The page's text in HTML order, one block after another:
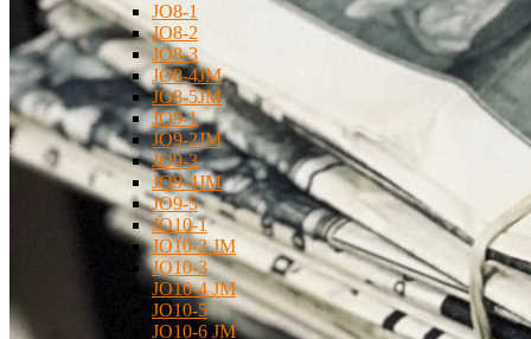
JO8-1
JO8-2
JO8-3
JO8-4JM
JO8-5JM
JO9-1
JO9-2JM
JO9-3
JO9-4JM
JO9-5
JO10-1
JO10-2 JM
JO10-3
JO10-4 JM
JO10-5
JO10-6 JM